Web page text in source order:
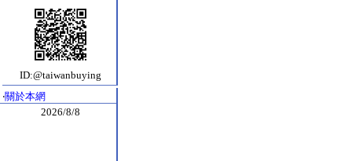
ID:@taiwanbuying
‧關於本網
2026/8/8